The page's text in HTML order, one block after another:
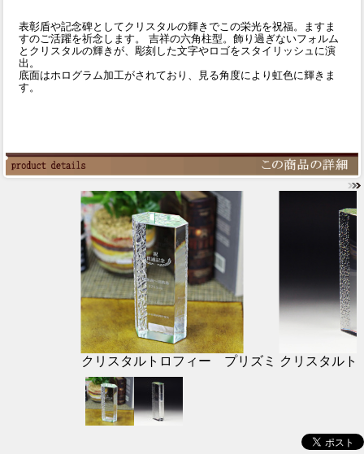
表彰盾や記念碑としてクリスタルの輝きでこの栄光を祝福。ますま
すのご活躍を祈念します。 吉祥の六角柱型。飾り過ぎないフォルム
とクリスタルの輝きが、彫刻した文字やロゴをスタイリッシュに演
出。
底面はホログラム加工がされており、見る角度により虹色に輝きま
す。
クリスタルトロフィー プリズミ クリスタル